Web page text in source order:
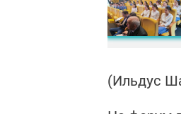
(Ильдус